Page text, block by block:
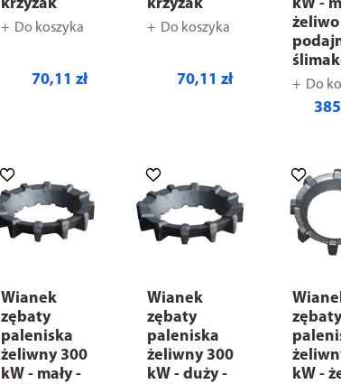
krzyżak
Do koszyka
70,11 zł
krzyżak
Do koszyka
70,11 zł
kW -
Do
Wianek
zębaty
paleniska
żeliwny 300
kW - mały -
Wianek
zębaty
paleniska
żeliwny 300
kW - duży -
kW -